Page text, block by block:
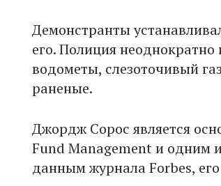
Демонстранты
его. Полиция
водометы, слезоточивый
раненые.
Джордж Сорос является
Fund Management и одним
данным журнала Forbes,